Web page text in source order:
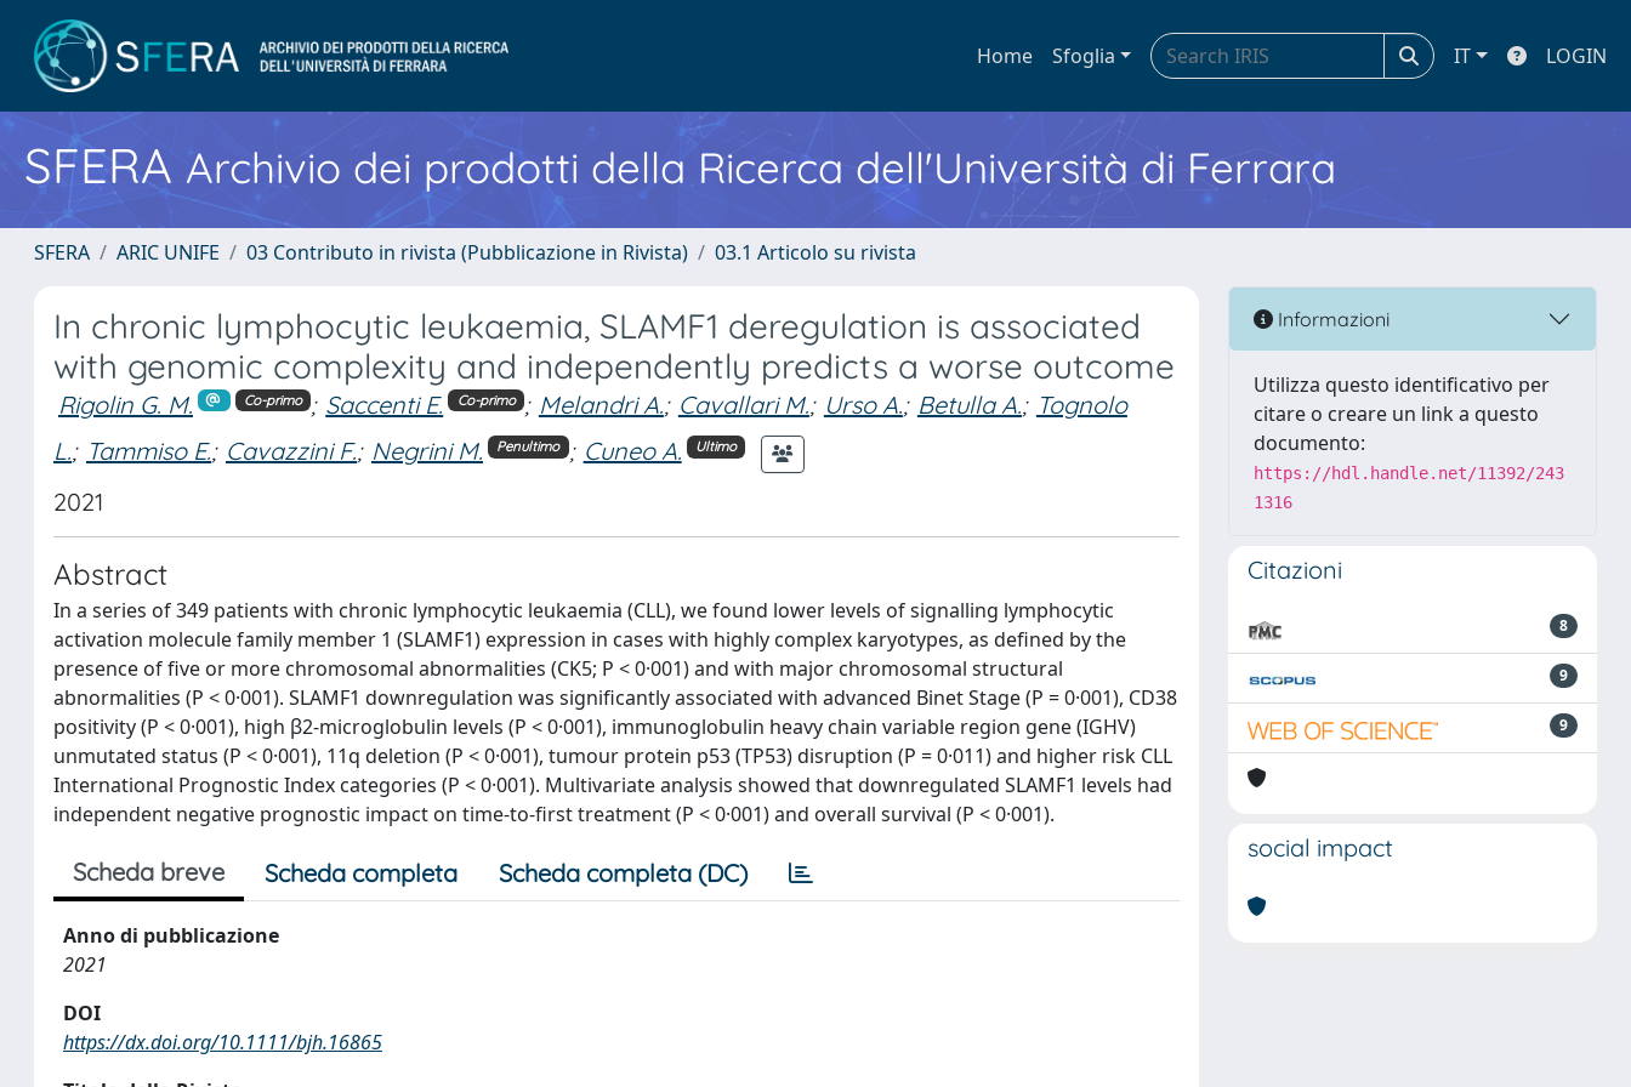
Home Sfoglia IT LOGIN
SFERA Archivio dei prodotti della Ricerca dell'Università di Ferrara
SFERA ARIC UNIFE 03 Contributo in rivista (Pubblicazione in Rivista) 03.1 Articolo su rivista
In chronic lymphocytic leukaemia, SLAMF1 deregulation is associated
with genomic complexity and independently predicts a worse outcome
Rigolin G. M. Co-primo ; Saccenti E. Co-primo ; Melandri A.; Cavallari M.; Urso A.; Betulla A.; Tognolo
L.; Tammiso E.; Cavazzini F.; Negrini M. Penultimo ; Cuneo A. Ultimo
2021
Abstract
In a series of 349 patients with chronic lymphocytic leukaemia (CLL), we found lower levels of signalling lymphocytic
activation molecule family member 1 (SLAMF1) expression in cases with highly complex karyotypes, as defined by the
presence of five or more chromosomal abnormalities (CK5; P < 0·001) and with major chromosomal structural
abnormalities (P < 0·001). SLAMF1 downregulation was significantly associated with advanced Binet Stage (P = 0·001), CD38
positivity (P < 0·001), high β2-microglobulin levels (P < 0·001), immunoglobulin heavy chain variable region gene (IGHV)
unmutated status (P < 0·001), 11q deletion (P < 0·001), tumour protein p53 (TP53) disruption (P = 0·011) and higher risk CLL
International Prognostic Index categories (P < 0·001). Multivariate analysis showed that downregulated SLAMF1 levels had
independent negative prognostic impact on time-to-first treatment (P < 0·001) and overall survival (P < 0·001).
Scheda breve Scheda completa Scheda completa (DC)
Anno di pubblicazione
2021
DOI
https://dx.doi.org/10.1111/bjh.16865
Informazioni
Utilizza questo identificativo per
citare o creare un link a questo
documento:
https://hdl.handle.net/11392/243
1316
Citazioni
8
9
9
social impact